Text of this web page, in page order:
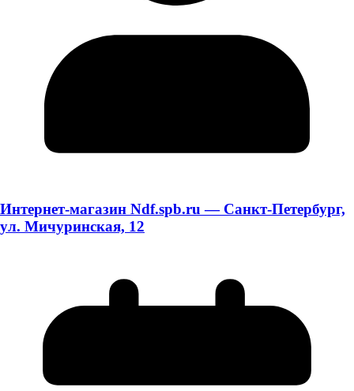
Интернет-магазин Ndf.spb.ru — Санкт-Петербург,
ул. Мичуринская, 12